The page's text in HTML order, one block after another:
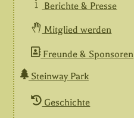
Berichte & Presse
Mitglied werden
Freunde & Sponsoren
Steinway Park
Geschichte